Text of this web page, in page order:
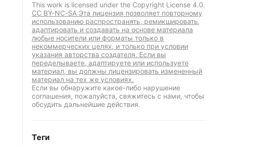
This work is licensed under the Copyright License 4.0.
CC BY-NC-SA Эта лицензия позволяет повторному
использованию распространять, ремикшировать,
адаптировать и создавать на основе материала
любые носители или форматы только в
некоммерческих целях, и только при условии
указания авторства создателя. Если вы
переделываете, адаптируете или используете
материал, вы должны лицензировать измененный
материал на тех же условиях.
Если вы обнаружите какое-либо нарушение
соглашения, пожалуйста, свяжитесь с нами, чтобы
обсудить дальнейшие действия.
Теги